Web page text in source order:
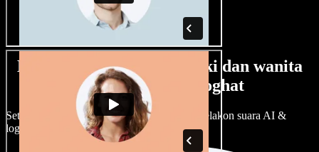
Banyak pilihan suara lelaki dan wanita
dengan pelbagai loghat
Setiap projek boleh jadi unik. Pilih ratusan pelakon suara AI &
loghat, laraskan ikut cita rasa anda.